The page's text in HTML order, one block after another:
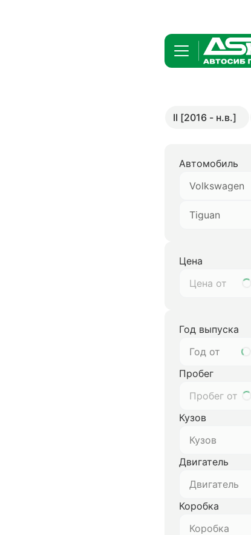
II [2016 - н.в.]
Автомобиль
Volkswagen
Tiguan
Цена
Год выпуска
Год от
Пробег
Кузов
Кузов
Двигатель
Двигатель
Коробка
Коробка